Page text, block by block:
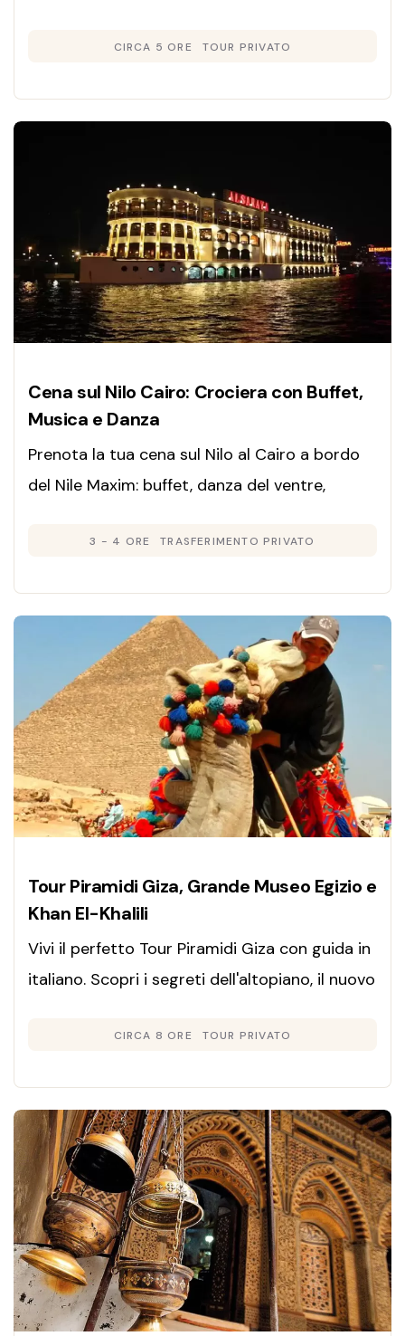
cena tipica inclusa.
CIRCA 5 ORE TOUR PRIVATO
Cena sul Nilo Cairo: Crociera con Buffet,
Musica e Danza
Prenota la tua cena sul Nilo al Cairo a bordo
del Nile Maxim: buffet, danza del ventre,
incluso dall'hotel.
3 - 4 ORE TRASFERIMENTO PRIVATO
Tour Piramidi Giza, Grande Museo Egizio e
Khan El-Khalili
Vivi il perfetto Tour Piramidi Giza con guida in
italiano. Scopri i segreti dell'altopiano, il nuovo
Khalili. Prenota ora!
CIRCA 8 ORE TOUR PRIVATO